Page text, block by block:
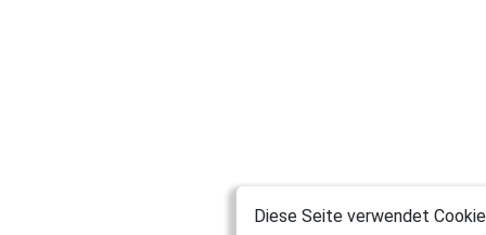
Diese Seite verwendet